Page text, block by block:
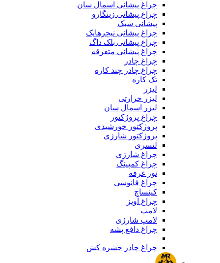
چراغ پیشانی اسمال سان
چراغ پیشانی زینگارو
پیشانی سبک
چراغ پیشانی نیچرهایک
چراغ پیشانی بلک داگ
چراغ پیشانی متفرقه
چراغ چادر
چراغ چادر چند کاره
تک کاره
لیزر
لیزر حرارتی
لیزر اسمال سان
چراغ پروژکتور
پروژکتور خورشیدی
پروژکتور شارژی
لنسری
چراغ شارژی
چراغ کمپینگ
نور غرفه
چراغ فانوسی
کینساچ
چراغ آویز
لامپ
لامپ شارژی
چراغ دافع پشه
چراغ چادر حشره کش